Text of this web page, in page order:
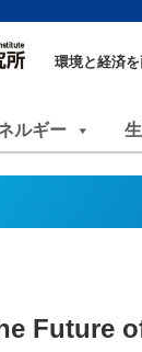
環境と経済
ルギー
Future